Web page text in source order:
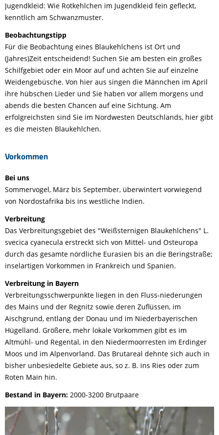
Jugendkleid: Wie Rotkehlchen im Jugendkleid fein gefleckt,
kenntlich am Schwanzmuster.
Beobachtungstipp
Für die Beobachtung eines Blaukehlchens ist Ort und
(Jahres)Zeit entscheidend! Suchen Sie am besten ein großes
Schilfgebiet oder ein Moor auf und achten Sie auf einzelne
Weidengebüsche. Von hier aus singen die Männchen im April
ihre hübschen Lieder und Sie haben vor allem morgens und
abends die besten Chancen auf eine Sichtung. Am
erfolgreichsten sind Sie im Nordwesten Deutschlands, hier gibt
es die meisten Blaukehlchen.
Vorkommen
Bei uns
Sommervogel, März bis September, überwintert vorwiegend
von Nordostafrika bis ins westliche Indien.
Verbreitung
Das Verbreitungsgebiet des "Weißsternigen Blaukehlchens" L.
svecica cyanecula erstreckt sich von Mittel- und Osteuropa
durch das gesamte nördliche Eurasien bis an die Beringstraße;
inselartigen Vorkommen in Frankreich und Spanien.
Verbreitung in Bayern
Verbreitungsschwerpunkte liegen in den Fluss-niederungen
des Mains und der Regnitz sowie deren Zuflüssen, im
Aischgrund, entlang der Donau und im Niederbayerischen
Hügelland. Größere, mehr lokale Vorkommen gibt es im
Altmühl- und Regental, in den Niedermoorresten im Erdinger
Moos und im Alpenvorland. Das Brutareal dehnte sich auch in
bisher unbesiedelte Gebiete aus, so z. B. ins Ries oder zum
Roten Main hin.
Bestand in Bayern: 2000-3200 Brutpaare